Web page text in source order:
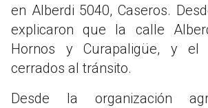
en Alberdi 5040, Caseros.
explicaron que la calle
Hornos y Curapaligüe, y el
cerrados al tránsito.
Desde la organización